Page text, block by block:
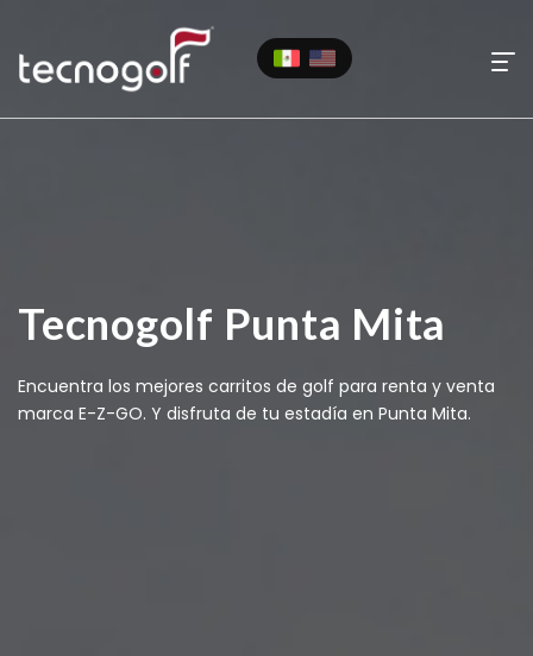
Tecnogolf Punta Mita
Encuentra los mejores carritos de golf para renta y venta
marca E-Z-GO. Y disfruta de tu estadía en Punta Mita.